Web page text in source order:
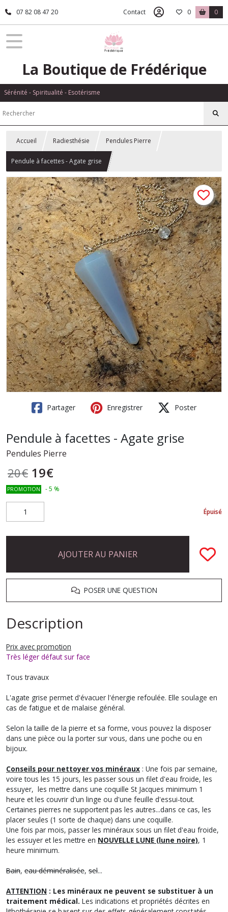
07 82 08 47 20 Contact 0 0
La Boutique de Frédérique
Sérénité - Spiritualité - Esotérisme
Accueil Radiesthésie Pendules Pierre
Pendule à facettes - Agate grise
Partager Enregistrer Poster
Pendule à facettes - Agate grise
Pendules Pierre
20€ 19€
PROMOTION -5 %
Épuisé
AJOUTER AU PANIER
POSER UNE QUESTION
Description
Prix avec promotion
Très léger défaut sur face
Tous travaux
L'agate grise permet d'évacuer l'énergie refoulée. Elle soulage en
cas de fatigue et de malaise général.
Selon la taille de la pierre et sa forme, vous pouvez la disposer
dans une pièce ou la porter sur vous, dans une poche ou en
bijoux.
Conseils pour nettoyer vos minéraux : Une fois par semaine,
voire tous les 15 jours, les passer sous un filet d'eau froide, les
essuyer, les mettre dans une coquille St Jacques minimum 1
heure et les couvrir d'un linge ou d'une feuille d'essui-tout.
Certaines pierres ne supportent pas les autres...dans ce cas, les
placer seules (1 sorte de chaque) dans une coquille.
Une fois par mois, passer les minéraux sous un filet d'eau froide,
les essuyer et les mettre en NOUVELLE LUNE (lune noire), 1
heure minimum.
Bain, eau déminéralisée, sel...
ATTENTION : Les minéraux ne peuvent se substituer à un
traitement médical. Les indications et propriétés décrites en